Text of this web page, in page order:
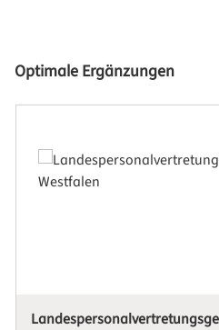
Produktgalerie überspringen
Optimale Ergänzungen